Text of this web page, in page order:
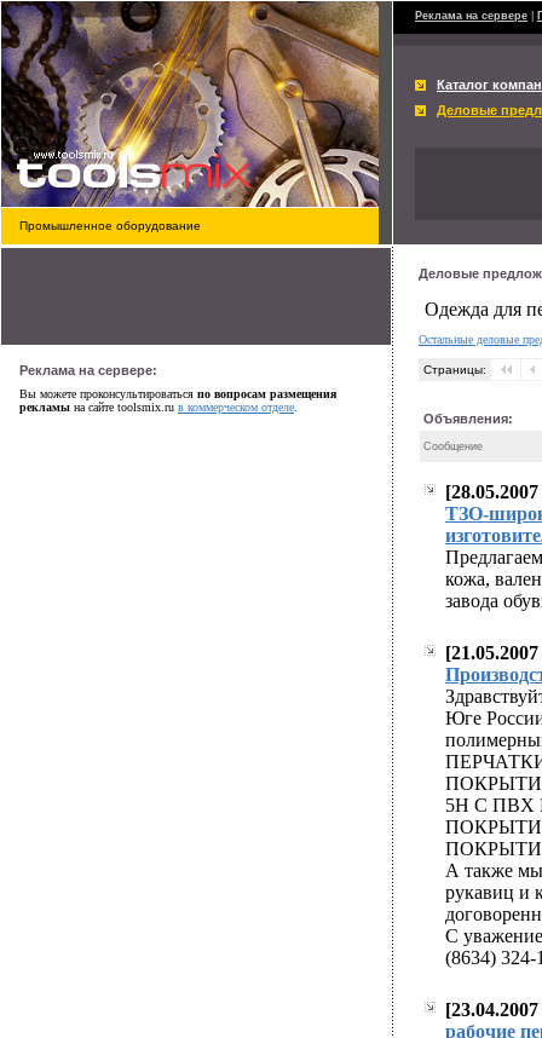
Промышленное оборудование
Реклама на сервере
Каталог
Деловые
Реклама на сервере:
Вы можете проконсультироваться по вопросам размещения
рекламы на сайте toolsmix.ru в коммерческом отделе
Деловые
Одежда для
Остальные деловые
Страницы:
Объявления:
Сообщение
easy approval
ТЗО-
generic cialis
кожа,
завода
easy approval
generic cialis
Юге
5Н С
А также мы
рукавиц и
С
(8634) 324-
easy approval
рабочие